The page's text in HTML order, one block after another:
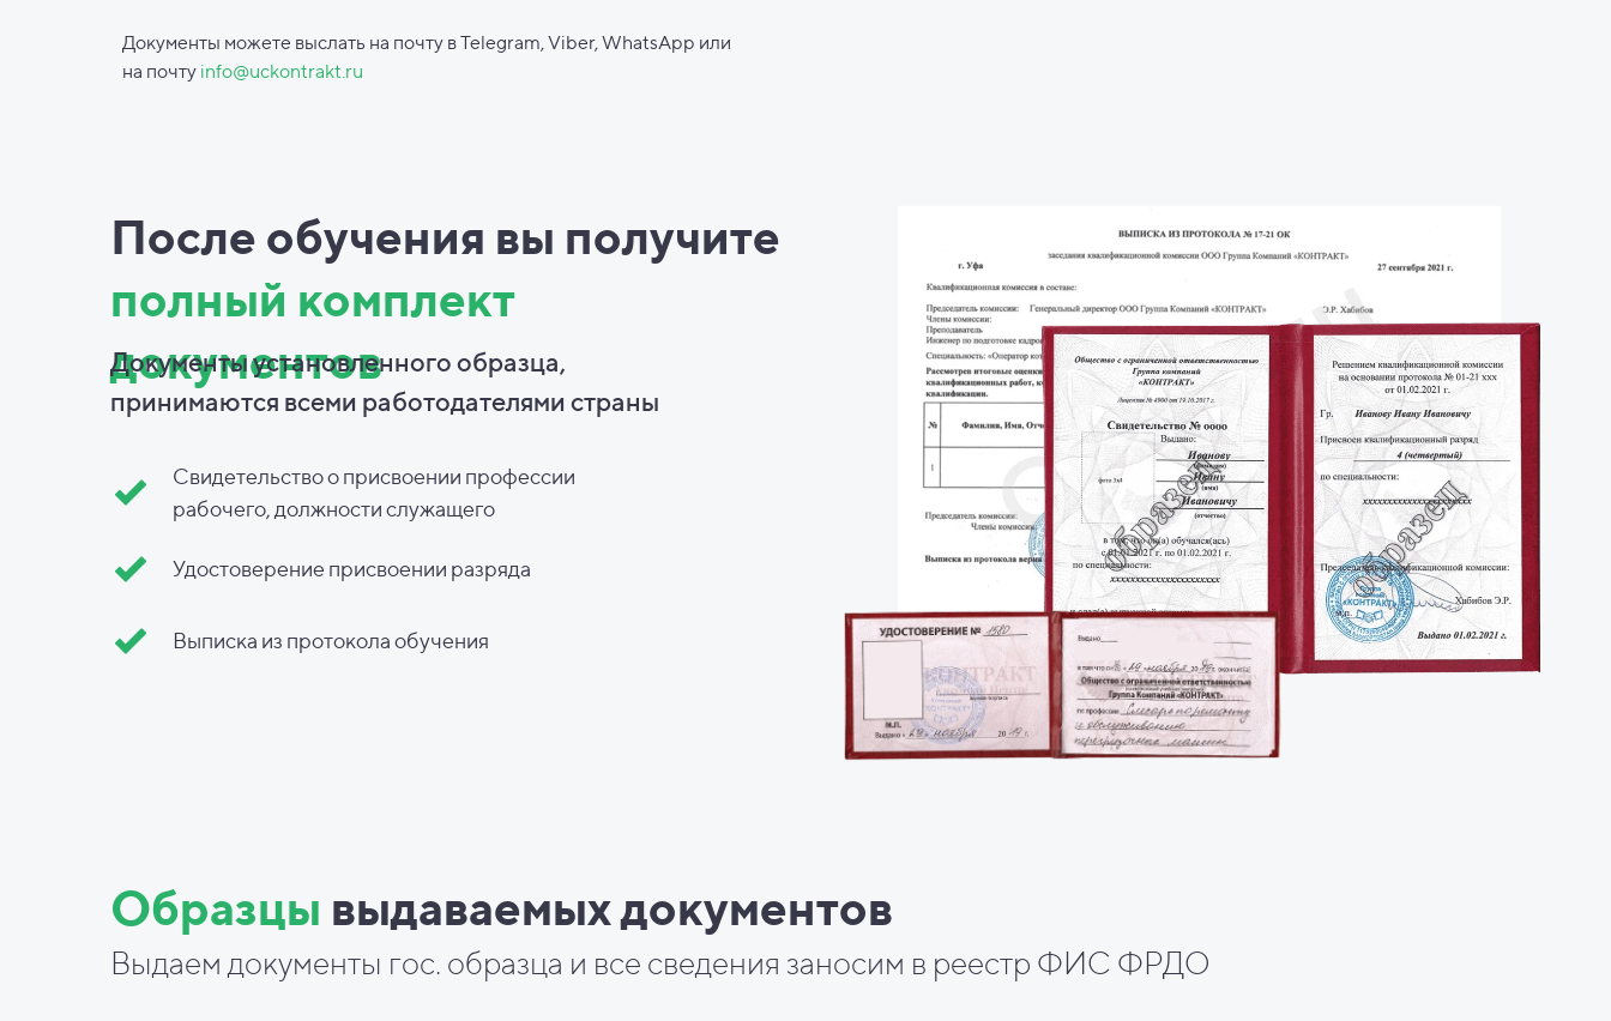
Документы можете выслать на почту в Telegram, Viber, WhatsApp или
на почту info@uckontrakt.ru
После обучения вы получите
полный комплект
документов
Документы установленного образца,
принимаются всеми работодателями страны
Свидетельство о присвоении профессии
рабочего, должности служащего
Удостоверение присвоении разряда
Выписка из протокола обучения
Образцы выдаваемых документов
Выдаем документы гос. образца и все сведения заносим в реестр ФИС ФРДО